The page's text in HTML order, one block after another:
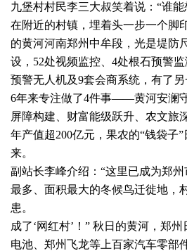
九堡村村民李三大叔笑着说：“谁能
在附近的村镇，埋着头一步一个脚
的黄河河南郑州中牟段，光是堤防
设，52处视频监控、4处根石预警
预警无人机及9套会商系统，有了另
6年来专注做了4件事——黄河安澜
屏障构建、财富能级跃升、农文旅
年产值超200亿元，果农的“钱袋子”
来。
副站长李峰介绍：“这里已成为郑
最多、面积最大的冬候鸟迁徙地，
患。
成了‘网红村’！” 秋日的黄河，郑
电池、郑州飞龙等上百家汽车零部